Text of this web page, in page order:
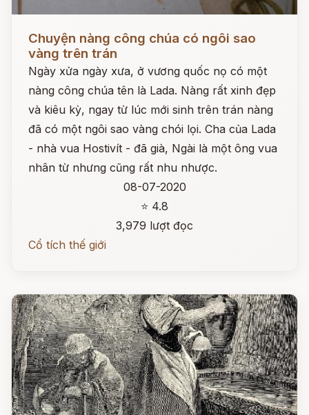
Chuyện nàng công chúa có ngôi sao
vàng trên trán
Ngày xửa ngày xưa, ở vương quốc nọ có một
nàng công chúa tên là Lada. Nàng rất xinh đẹp
và kiêu kỳ, ngay từ lúc mới sinh trên trán nàng
đã có một ngôi sao vàng chói lọi. Cha của Lada
- nhà vua Hostivít - đã già, Ngài là một ông vua
nhân từ nhưng cũng rất nhu nhược.
08-07-2020
⭐ 4.8
3,979 lượt đọc
Cổ tích thế giới